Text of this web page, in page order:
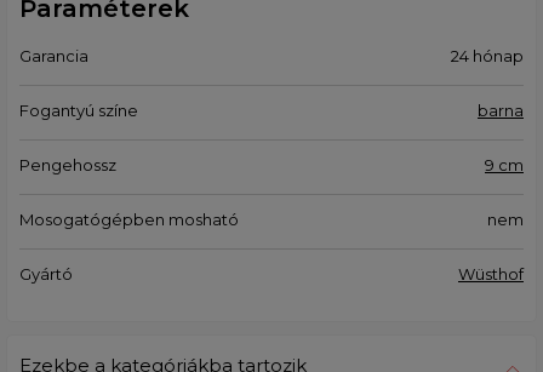
Paraméterek
Garancia 24 hónap
Fogantyú színe barna
Pengehossz 9 cm
Mosogatógépben mosható nem
Gyártó Wüsthof
Ezekbe a kategóriákba tartozik